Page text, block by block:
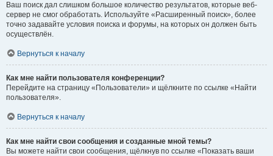
Ваш поиск дал слишком большое количество результатов, которые веб-
сервер не смог обработать. Используйте «Расширенный поиск», более
точно задавайте условия поиска и форумы, на которых он должен быть
осуществлён.
Вернуться к началу
Как мне найти пользователя конференции?
Перейдите на страницу «Пользователи» и щёлкните по ссылке «Найти
пользователя».
Вернуться к началу
Как мне найти свои сообщения и созданные мной темы?
Вы можете найти свои сообщения, щёлкнув по ссылке «Показать ваши